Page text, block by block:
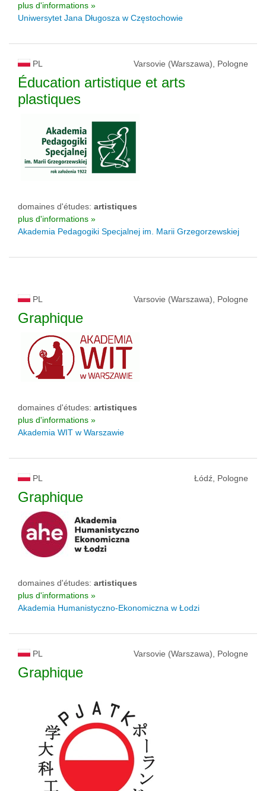
plus d'informations »
Uniwersytet Jana Długosza w Częstochowie
PL Varsovie (Warszawa), Pologne
Éducation artistique et arts
plastiques
domaines d'études: artistiques
plus d'informations »
Akademia Pedagogiki Specjalnej im. Marii Grzegorzewskiej
PL Varsovie (Warszawa), Pologne
Graphique
domaines d'études: artistiques
plus d'informations »
Akademia WIT w Warszawie
PL Łódź, Pologne
Graphique
domaines d'études: artistiques
plus d'informations »
Akademia Humanistyczno-Ekonomiczna w Łodzi
PL Varsovie (Warszawa), Pologne
Graphique